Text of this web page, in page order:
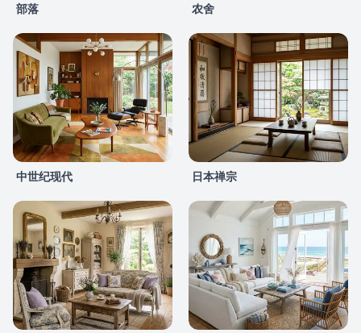
部落 农舍
中世纪现代 日本禅宗